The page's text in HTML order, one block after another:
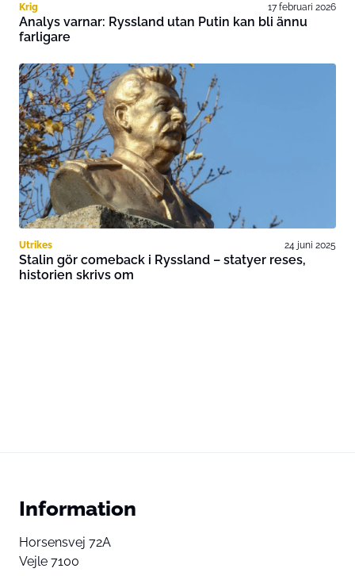
Krig 17 februari 2026
Analys varnar: Ryssland utan Putin kan bli ännu
farligare
Utrikes 24 juni 2025
Stalin gör comeback i Ryssland – statyer reses,
historien skrivs om
Information
Horsensvej 72A
Vejle 7100